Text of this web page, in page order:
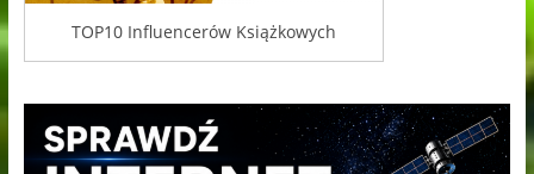
TOP10 Influencerów Książkowych